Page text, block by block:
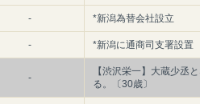
- *新潟為替会社設立
- *新潟に通商司支署設置
-
【渋沢栄一】大蔵少丞
る。〔30歳〕